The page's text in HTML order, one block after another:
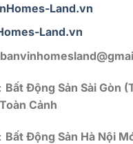
Land.vn
Land.vn
Bất Động Sản Sài Gòn
Cảnh
Bất Động Sản Hà Nội